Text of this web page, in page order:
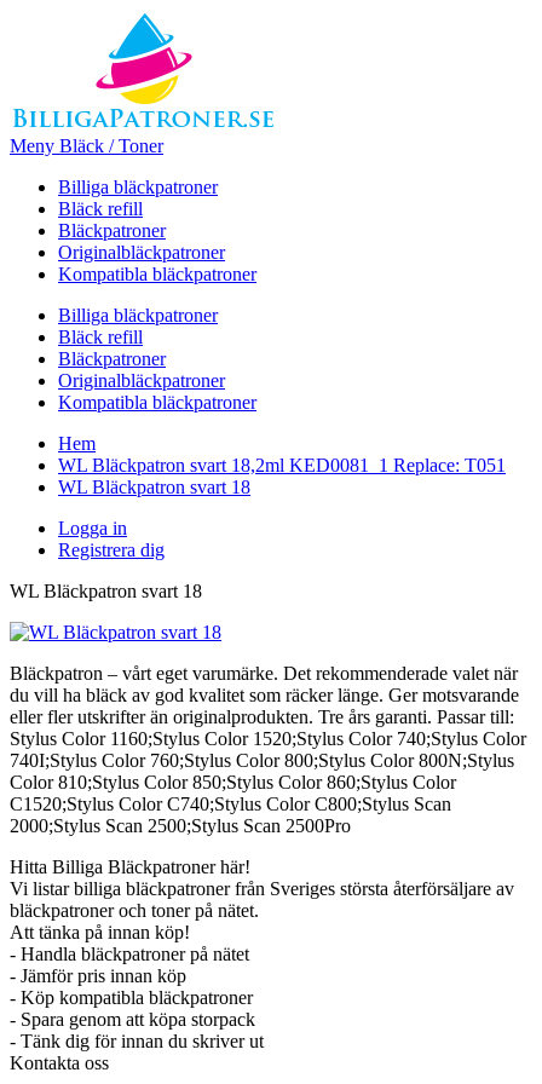
Meny Bläck / Toner
Billiga bläckpatroner
Bläck refill
Bläckpatroner
Originalbläckpatroner
Kompatibla bläckpatroner
Billiga bläckpatroner
Bläck refill
Bläckpatroner
Originalbläckpatroner
Kompatibla bläckpatroner
Hem
WL Bläckpatron svart 18,2ml KED0081_1 Replace: T051
WL Bläckpatron svart 18
Logga in
Registrera dig
WL Bläckpatron svart 18
Bläckpatron – vårt eget varumärke. Det rekommenderade valet när
du vill ha bläck av god kvalitet som räcker länge. Ger motsvarande
eller fler utskrifter än originalprodukten. Tre års garanti. Passar till:
Stylus Color 1160;Stylus Color 1520;Stylus Color 740;Stylus Color
740I;Stylus Color 760;Stylus Color 800;Stylus Color 800N;Stylus
Color 810;Stylus Color 850;Stylus Color 860;Stylus Color
C1520;Stylus Color C740;Stylus Color C800;Stylus Scan
2000;Stylus Scan 2500;Stylus Scan 2500Pro
Hitta Billiga Bläckpatroner här!
Vi listar billiga bläckpatroner från Sveriges största återförsäljare av
bläckpatroner och toner på nätet.
Att tänka på innan köp!
- Handla bläckpatroner på nätet
- Jämför pris innan köp
- Köp kompatibla bläckpatroner
- Spara genom att köpa storpack
- Tänk dig för innan du skriver ut
Kontakta oss